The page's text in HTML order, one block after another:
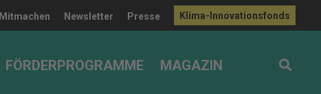
Mitmachen Newsletter Presse Klima-Innovationsfonds
FÖRDERPROGRAMME MAGAZIN